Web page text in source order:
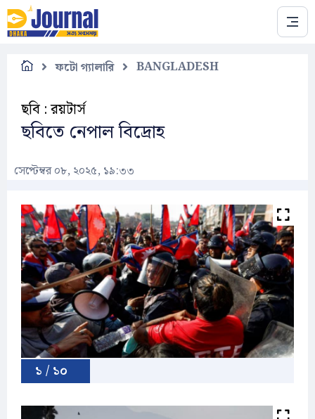
Skip to main content
ফটো গ্যালারি BANGLADESH
ছবি : রয়টার্স
ছবিতে নেপাল বিদ্রোহ
সেপ্টেম্বর ০৮, ২০২৫, ১৯:৩৩
১ / ১০